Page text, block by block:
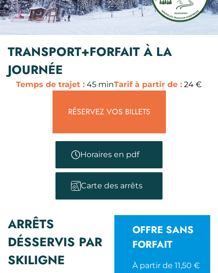
TRANSPORT+FORFAIT À LA
JOURNÉE
Temps de trajet : 45 minTarif à partir de : 24 €
RÉSERVEZ VOS BILLETS
Horaires en pdf
Carte des arrêts
ARRÊTS
DÉSSERVIS PAR
SKILIGNE
OFFRE SANS
FORFAIT
À partir de 11,50 €